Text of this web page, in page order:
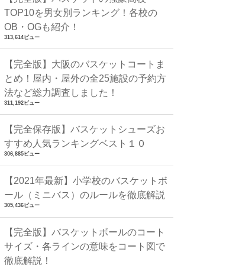
TOP10を男女別ランキング！各校の
OB・OGも紹介！
313,614ビュー
【完全版】大阪のバスケットコートま
とめ！屋内・屋外の全25施設の予約方
法など総力調査しました！
311,192ビュー
【完全保存版】バスケットシューズお
すすめ人気ランキングベスト１０
306,885ビュー
【2021年最新】小学校のバスケットボ
ール（ミニバス）のルールを徹底解説
305,436ビュー
【完全版】バスケットボールのコート
サイズ・各ラインの意味をコート図で
徹底解説！